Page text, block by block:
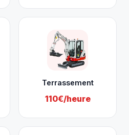
Terrassement
110€/heure